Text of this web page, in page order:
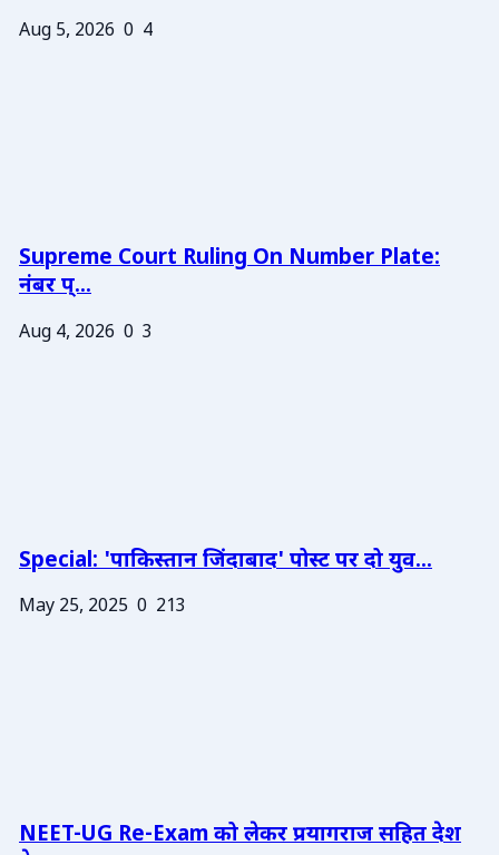
Aug 5, 2026 0 4
Supreme Court Ruling On Number Plate:
नंबर प्...
Aug 4, 2026 0 3
Special: 'पाकिस्तान जिंदाबाद' पोस्ट पर दो युव...
May 25, 2025 0 213
NEET-UG Re-Exam को लेकर प्रयागराज सहित देश